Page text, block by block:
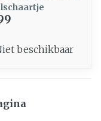
beschikbaar